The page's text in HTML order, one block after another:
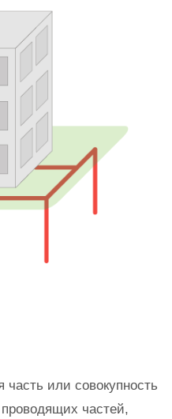
часть или совокупность
частей,